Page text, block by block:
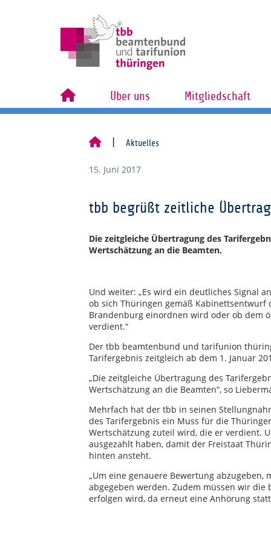
Über uns Mitgliedschaft
Aktuelles
15. Juni 2017
tbb begrüßt zeitliche
Die zeitgleiche Übertragung des
Wertschätzung an die Beamten.
Und weiter: „Es wird ein deutliches Signal
ob sich Thüringen gemäß Kabinettsentwurf
Brandenburg einordnen wird oder ob dem
verdient.“
Der tbb beamtenbund und tarifunion
Tarifergebnis zeitgleich ab dem 1. Januar
„Die zeitgleiche Übertragung des
Wertschätzung an die Beamten“, so
Mehrfach hat der tbb in seinen
des Tarifergebnis ein Muss für die
Wertschätzung zuteil wird, die er verdient.
ausgezahlt haben, damit der Freistaat
hinten ansteht.
„Um eine genauere Bewertung
abgegeben werden. Zudem müssen wir
erfolgen wird, da erneut eine Anhörung